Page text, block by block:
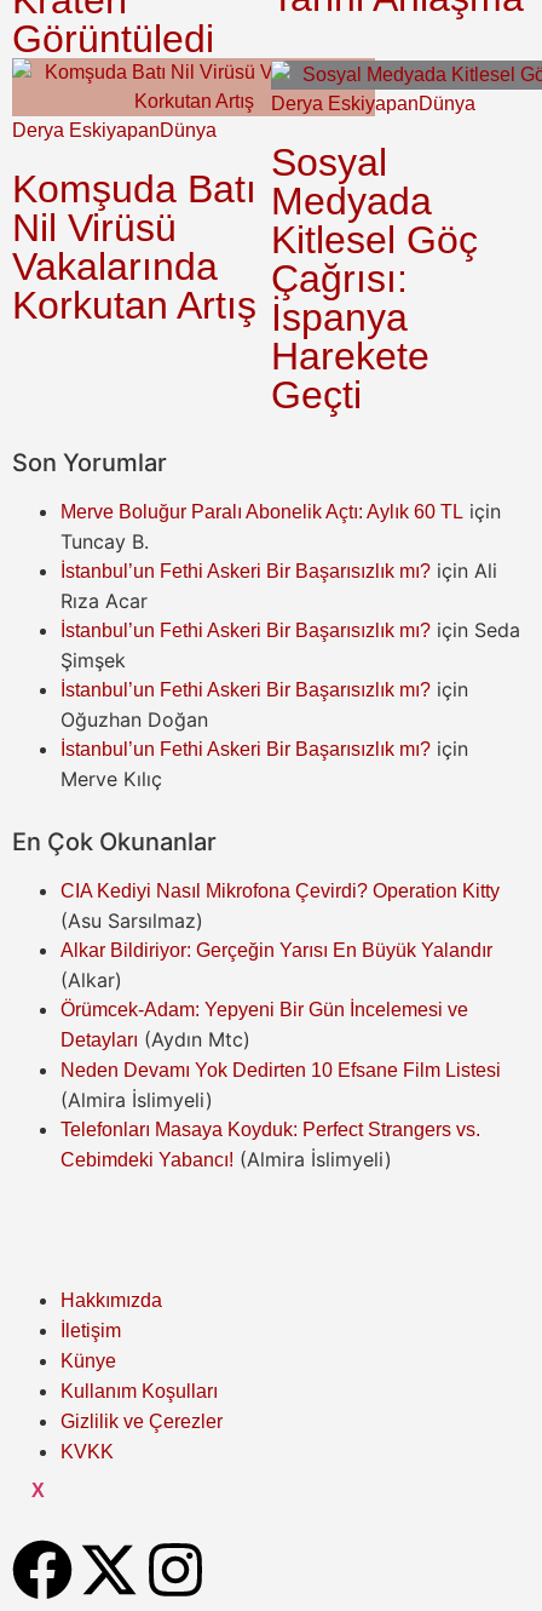
Görüntüledi
Derya EskiyapanDünya
Komşuda Batı
Nil Virüsü
Vakalarında
Korkutan Artış
Derya EskiyapanDünya
Sosyal
Medyada
Kitlesel Göç
Çağrısı:
İspanya
Harekete
Geçti
Son Yorumlar
Merve Boluğur Paralı Abonelik Açtı: Aylık 60 TL için
Tuncay B.
İstanbul’un Fethi Askeri Bir Başarısızlık mı? için Ali
Rıza Acar
İstanbul’un Fethi Askeri Bir Başarısızlık mı? için Seda
Şimşek
İstanbul’un Fethi Askeri Bir Başarısızlık mı? için
Oğuzhan Doğan
İstanbul’un Fethi Askeri Bir Başarısızlık mı? için
Merve Kılıç
En Çok Okunanlar
CIA Kediyi Nasıl Mikrofona Çevirdi? Operation Kitty
(Asu Sarsılmaz)
Alkar Bildiriyor: Gerçeğin Yarısı En Büyük Yalandır
(Alkar)
Örümcek-Adam: Yepyeni Bir Gün İncelemesi ve
Detayları (Aydın Mtc)
Neden Devamı Yok Dedirten 10 Efsane Film Listesi
(Almira İslimyeli)
Telefonları Masaya Koyduk: Perfect Strangers vs.
Cebimdeki Yabancı! (Almira İslimyeli)
Hakkımızda
İletişim
Künye
Kullanım Koşulları
Gizlilik ve Çerezler
KVKK
X